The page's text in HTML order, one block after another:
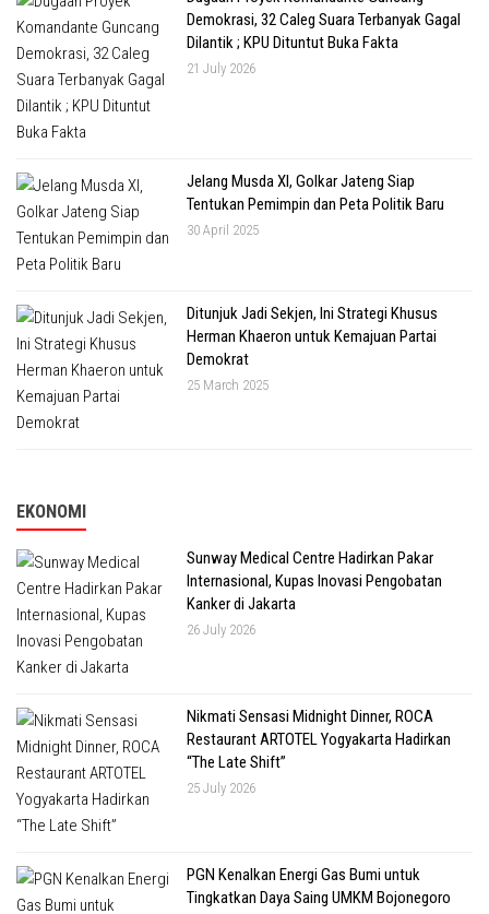
Demokrasi, 32 Caleg Suara Terbanyak Gagal
Dilantik ; KPU Dituntut Buka Fakta
21 July 2026
Jelang Musda XI, Golkar Jateng Siap
Tentukan Pemimpin dan Peta Politik Baru
30 April 2025
Ditunjuk Jadi Sekjen, Ini Strategi Khusus
Herman Khaeron untuk Kemajuan Partai
Demokrat
25 March 2025
EKONOMI
Sunway Medical Centre Hadirkan Pakar
Internasional, Kupas Inovasi Pengobatan
Kanker di Jakarta
26 July 2026
Nikmati Sensasi Midnight Dinner, ROCA
Restaurant ARTOTEL Yogyakarta Hadirkan
“The Late Shift”
25 July 2026
PGN Kenalkan Energi Gas Bumi untuk
Tingkatkan Daya Saing UMKM Bojonegoro